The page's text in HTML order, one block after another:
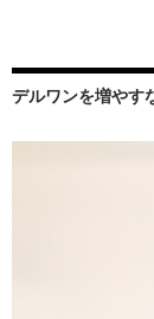
デルワンを増やす